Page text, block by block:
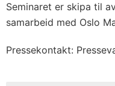
Seminaret er skipa til
samarbeid med Oslo
Pressekontakt: